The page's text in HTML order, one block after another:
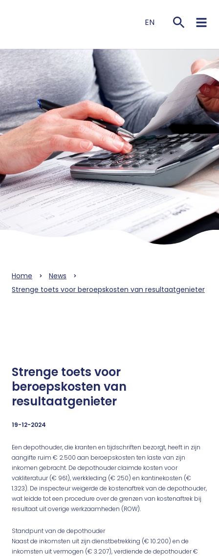
EN
Home
News
Strenge toets voor beroepskosten van resultaatgenieter
Strenge toets voor
beroepskosten van
resultaatgenieter
19-12-2024
Een depothouder, die kranten en tijdschriften bezorgt, heeft in zijn
aangifte ruim € 2.500 aan beroepskosten ten laste van zijn
inkomen gebracht. De depothouder claimde kosten voor
vakliteratuur (€ 961), werkkleding (€ 250) en kantinekosten (€
1.323). De inspecteur weigerde de kostenaftrek van de depothouder,
wat leidde tot een procedure over de grenzen van kostenaftrek bij
resultaat uit overige werkzaamheden (ROW).
Standpunt van de depothouder
Naast de inkomsten uit zijn dienstbetrekking (€ 10.200) en de
inkomsten uit vermogen (€ 3.207), verdiende de depothouder €